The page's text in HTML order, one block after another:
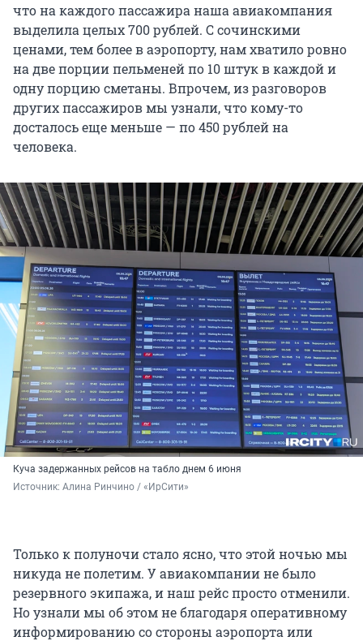
что на каждого пассажира наша авиакомпания
выделила целых 700 рублей. С сочинскими
ценами, тем более в аэропорту, нам хватило ровно
на две порции пельменей по 10 штук в каждой и
одну порцию сметаны. Впрочем, из разговоров
других пассажиров мы узнали, что кому-то
досталось еще меньше — по 450 рублей на
человека.
Куча задержанных рейсов на табло днем 6 июня
Источник: Алина Ринчино / «ИрСити»
Только к полуночи стало ясно, что этой ночью мы
никуда не полетим. У авиакомпании не было
резервного экипажа, и наш рейс просто отменили.
Но узнали мы об этом не благодаря оперативному
информированию со стороны аэропорта или